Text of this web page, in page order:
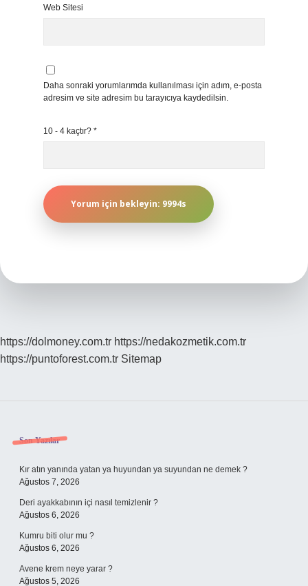
Web Sitesi
Daha sonraki yorumlarımda kullanılması için adım, e-posta
adresim ve site adresim bu tarayıcıya kaydedilsin.
10 - 4 kaçtır? *
https://dolmoney.com.tr https://nedakozmetik.com.tr
https://puntoforest.com.tr Sitemap
Sidebar
Son Yazılar
Kır atın yanında yatan ya huyundan ya suyundan ne demek ?
Ağustos 7, 2026
Deri ayakkabının içi nasıl temizlenir ?
Ağustos 6, 2026
Kumru biti olur mu ?
Ağustos 6, 2026
Avene krem neye yarar ?
Ağustos 5, 2026